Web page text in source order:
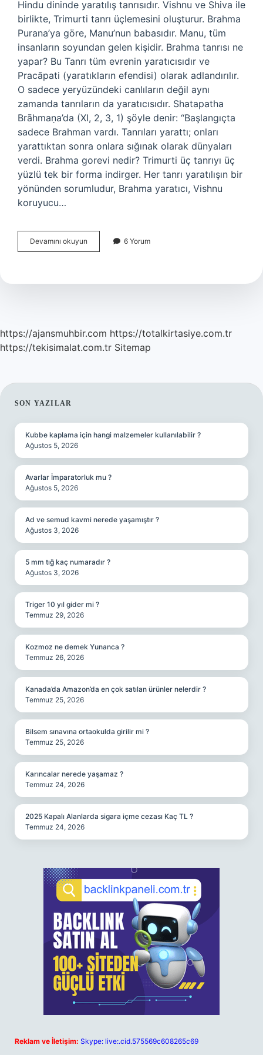
Hindu dininde yaratılış tanrısıdır. Vishnu ve Shiva ile
birlikte, Trimurti tanrı üçlemesini oluşturur. Brahma
Purana’ya göre, Manu’nun babasıdır. Manu, tüm
insanların soyundan gelen kişidir. Brahma tanrısı ne
yapar? Bu Tanrı tüm evrenin yaratıcısıdır ve
Pracāpati (yaratıkların efendisi) olarak adlandırılır.
O sadece yeryüzündeki canlıların değil aynı
zamanda tanrıların da yaratıcısıdır. Shatapatha
Brāhmaṇa’da (XI, 2, 3, 1) şöyle denir: “Başlangıçta
sadece Brahman vardı. Tanrıları yarattı; onları
yarattıktan sonra onlara sığınak olarak dünyaları
verdi. Brahma gorevi nedir? Trimurti üç tanrıyı üç
yüzlü tek bir forma indirger. Her tanrı yaratılışın bir
yönünden sorumludur, Brahma yaratıcı, Vishnu
koruyucu…
Devamını okuyun
Ne
6 Yorum
https://ajansmuhbir.com https://totalkirtasiye.com.tr
https://tekisimalat.com.tr Sitemap
SIDEBAR
SON YAZILAR
Kubbe kaplama için hangi malzemeler kullanılabilir ?
Ağustos 5, 2026
Avarlar İmparatorluk mu ?
Ağustos 5, 2026
Ad ve semud kavmi nerede yaşamıştır ?
Ağustos 3, 2026
5 mm tığ kaç numaradır ?
Ağustos 3, 2026
Triger 10 yıl gider mi ?
Temmuz 29, 2026
Kozmoz ne demek Yunanca ?
Temmuz 26, 2026
Kanada’da Amazon’da en çok satılan ürünler nelerdir ?
Temmuz 25, 2026
Bilsem sınavına ortaokulda girilir mi ?
Temmuz 25, 2026
Karıncalar nerede yaşamaz ?
Temmuz 24, 2026
2025 Kapalı Alanlarda sigara içme cezası Kaç TL ?
Temmuz 24, 2026
Reklam ve İletişim: Skype: live:.cid.575569c608265c69